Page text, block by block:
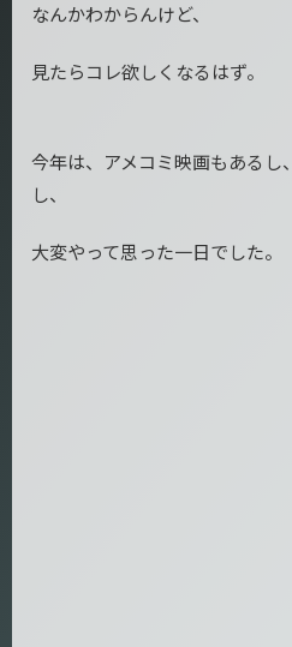
なんかわからんけど、
見たらコレ欲しくなるはず。
今年は、アメコミ映画もあるし
し、
大変やって思った一日でした。